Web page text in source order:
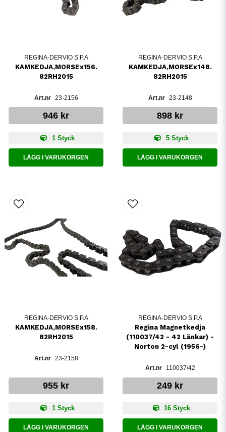
REGINA-DERVIO S.P.A
KAMKEDJA,MORSEx156.
82RH2015
23-2156
946 kr
1 Styck
LÄGG I VARUKORGEN
REGINA-DERVIO S.P.A
KAMKEDJA,MORSEx148.
82RH2015
23-2148
898 kr
5 Styck
LÄGG I VARUKORGEN
REGINA-DERVIO S.P.A
KAMKEDJA,MORSEx158.
82RH2015
23-2158
955 kr
1 Styck
LÄGG I VARUKORGEN
REGINA-DERVIO S.P.A
Regina Magnetkedja
(110037/42 - 42 Länkar) -
Norton 2-cyl (1956-)
110037/42
249 kr
16 Styck
LÄGG I VARUKORGEN